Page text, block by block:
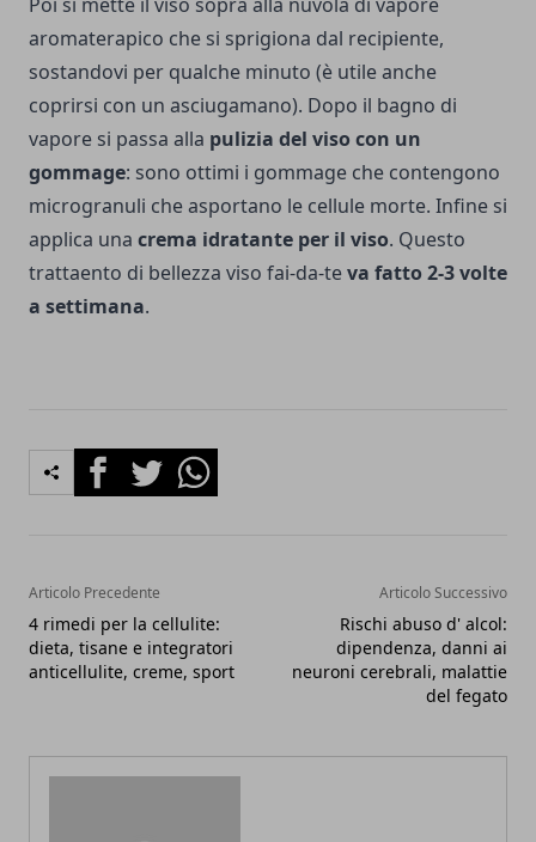
aromaterapico che si sprigiona dal recipiente,
sostandovi per qualche minuto (è utile anche
coprirsi con un asciugamano). Dopo il bagno di
vapore si passa alla pulizia del viso con un
gommage: sono ottimi i gommage che contengono
microgranuli che asportano le cellule morte. Infine si
applica una crema idratante per il viso. Questo
trattaento di bellezza viso fai-da-teva fatto 2-3 volte
a settimana.
FacebookTwitterWhatsapp
Articolo Precedente
4 rimedi per la cellulite:
dieta, tisane e integratori
anticellulite, creme, sport
Articolo Successivo
Rischi abuso d' alcol:
dipendenza, danni ai
neuroni cerebrali, malattie
del fegato